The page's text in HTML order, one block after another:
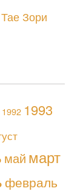
Тае Зори
1992 1993
май март
февраль